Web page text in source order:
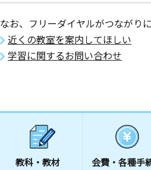
なお、フリーダイヤルがつながり
近くの教室を案内してほしい
学習に関するお問い合わせ
教科・教材 会費・ 各種手